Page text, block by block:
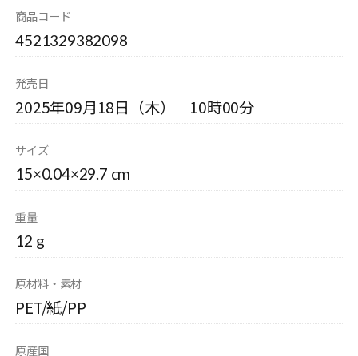
商品コード
4521329382098
発売日
2025年09月18日（木） 10時00分
サイズ
15×0.04×29.7 cm
重量
12 g
原材料・素材
PET/紙/PP
原産国